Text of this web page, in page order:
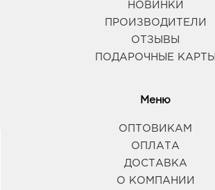
НОВИНКИ
ПРОИЗВОДИТЕЛИ
ОТЗЫВЫ
ПОДАРОЧНЫЕ КАРТЫ
Меню
ОПТОВИКАМ
ОПЛАТА
ДОСТАВКА
О КОМПАНИИ